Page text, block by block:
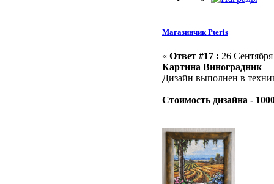
Магазинчик Pteris
« Ответ #17 : 26
Картина Виноградник
Дизайн выполнен в
Стоимость дизайна -